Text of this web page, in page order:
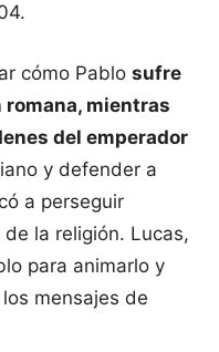
cómo Pablo sufre
mientras
del emperador
y defender a
a perseguir
la religión. Lucas,
para animarlo y
mensajes de